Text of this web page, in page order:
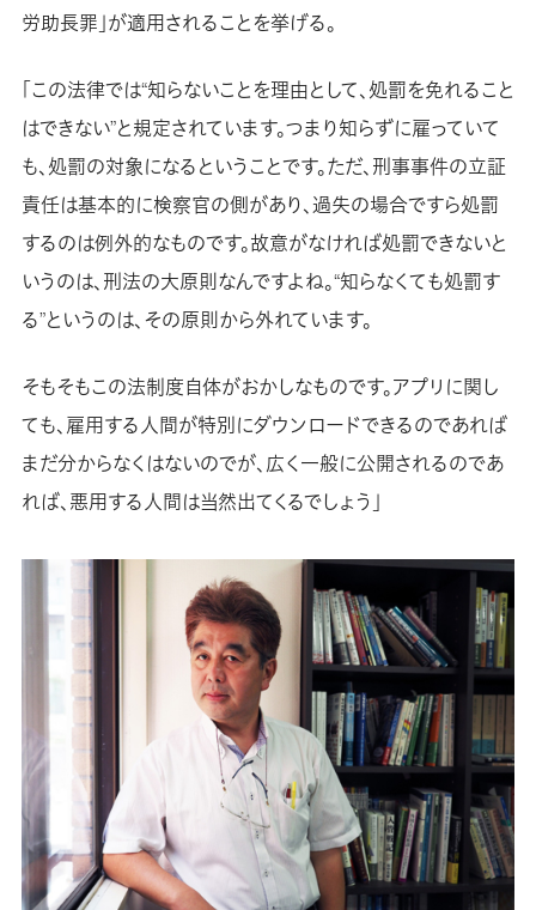
労助長罪」が適用されることを挙げる。
「この法律では“知らないことを理由として、処罰を免れること
はできない”と規定されています。つまり知らずに雇っていて
も、処罰の対象になるということです。ただ、刑事事件の立証
責任は基本的に検察官の側があり、過失の場合ですら処罰
するのは例外的なものです。故意がなければ処罰できないと
いうのは、刑法の大原則なんですよね。“知らなくても処罰す
る”というのは、その原則から外れています。
そもそもこの法制度自体がおかしなものです。アプリに関し
ても、雇用する人間が特別にダウンロードできるのであれば
まだ分からなくはないのでが、広く一般に公開されるのであ
れば、悪用する人間は当然出てくるでしょう」